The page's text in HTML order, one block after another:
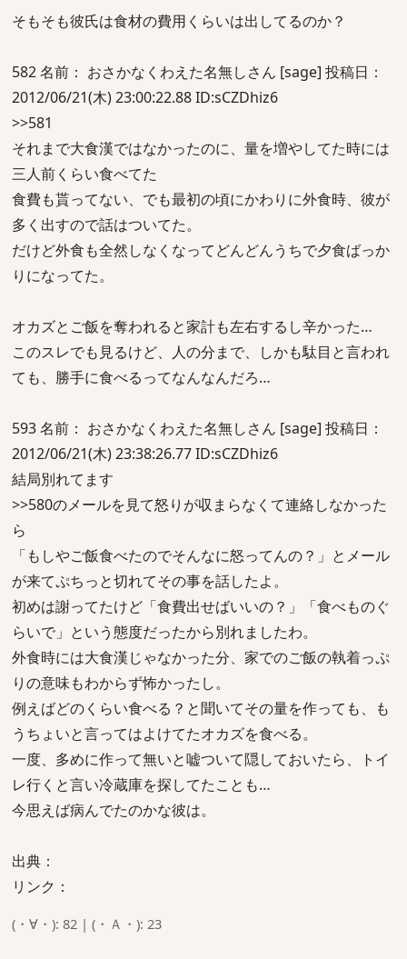
そもそも彼氏は食材の費用くらいは出してるのか？
582 名前： おさかなくわえた名無しさん [sage] 投稿日：
2012/06/21(木) 23:00:22.88 ID:sCZDhiz6
>>581
それまで大食漢ではなかったのに、量を増やしてた時には
三人前くらい食べてた
食費も貰ってない、でも最初の頃にかわりに外食時、彼が
多く出すので話はついてた。
だけど外食も全然しなくなってどんどんうちで夕食ばっか
りになってた。
オカズとご飯を奪われると家計も左右するし辛かった…
このスレでも見るけど、人の分まで、しかも駄目と言われ
ても、勝手に食べるってなんなんだろ…
593 名前： おさかなくわえた名無しさん [sage] 投稿日：
2012/06/21(木) 23:38:26.77 ID:sCZDhiz6
結局別れてます
>>580のメールを見て怒りが収まらなくて連絡しなかった
ら
「もしやご飯食べたのでそんなに怒ってんの？」とメール
が来てぷちっと切れてその事を話したよ。
初めは謝ってたけど「食費出せばいいの？」「食べものぐ
らいで」という態度だったから別れましたわ。
外食時には大食漢じゃなかった分、家でのご飯の執着っぷ
りの意味もわからず怖かったし。
例えばどのくらい食べる？と聞いてその量を作っても、も
うちょいと言ってはよけてたオカズを食べる。
一度、多めに作って無いと嘘ついて隠しておいたら、トイ
レ行くと言い冷蔵庫を探してたことも…
今思えば病んでたのかな彼は。
出典：
リンク：
(・∀・): 82 | (・Ａ・): 23